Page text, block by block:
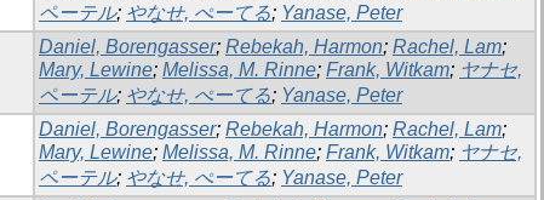
ペーテル; やなせ, ぺーてる; Yanase, Peter
Daniel, Borengasser; Rebekah, Harmon; Rachel, Lam;
Mary, Lewine; Melissa, M. Rinne; Frank, Witkam; ヤナセ,
ペーテル; やなせ, ぺーてる; Yanase, Peter
Daniel, Borengasser; Rebekah, Harmon; Rachel, Lam;
Mary, Lewine; Melissa, M. Rinne; Frank, Witkam; ヤナセ,
ペーテル; やなせ, ぺーてる; Yanase, Peter